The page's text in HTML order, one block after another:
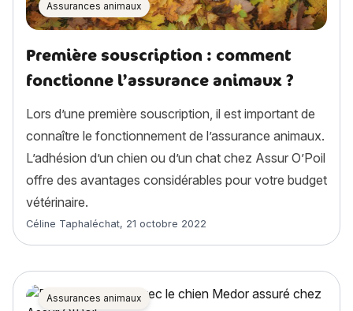
Assurances animaux
Première souscription : comment
fonctionne l’assurance animaux ?
Lors d’une première souscription, il est important de
connaître le fonctionnement de l’assurance animaux.
L’adhésion d’un chien ou d’un chat chez Assur O’Poil
offre des avantages considérables pour votre budget
vétérinaire.
Article rédigé par
Céline Taphaléchat, 21 octobre 2022
Assurances animaux